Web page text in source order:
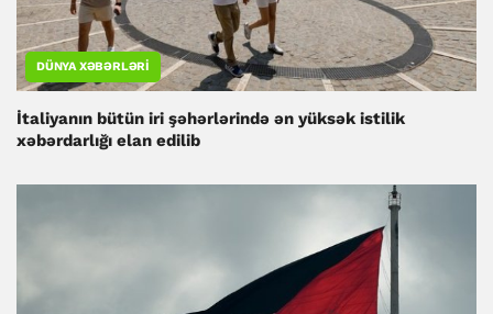
DÜNYA XƏBƏRLƏRI
İtaliyanın bütün iri şəhərlərində ən yüksək istilik
xəbərdarlığı elan edilib